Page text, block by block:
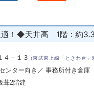
！◆天井高 1階：約
４－１３ (東武東上線「ときわ台」
ンター向き／ 事務所付き倉
葺2階建